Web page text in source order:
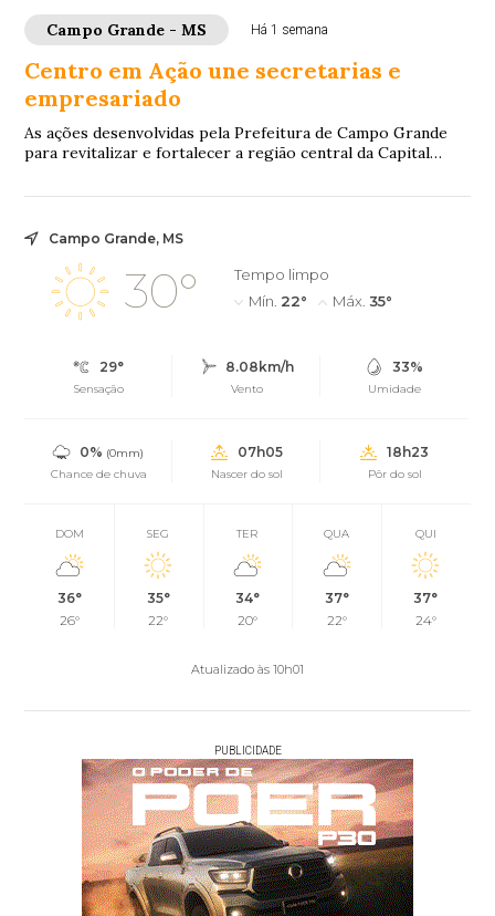
Campo Grande - MS Há 1 semana
Centro em Ação une secretarias e
empresariado
As ações desenvolvidas pela Prefeitura de Campo Grande
para revitalizar e fortalecer a região central da Capital
Campo Grande, MS
30°
Tempo limpo
Mín. 22° Máx. 35°
29°
Sensação
8.08km/h
Vento
33%
Umidade
0% (0mm)
Chance de chuva
07h05
Nascer do sol
18h23
Pôr do sol
DOM
36°
26°
SEG
35°
22°
TER
34°
20°
QUA
37°
22°
QUI
37°
24°
Atualizado às 10h01
PUBLICIDADE